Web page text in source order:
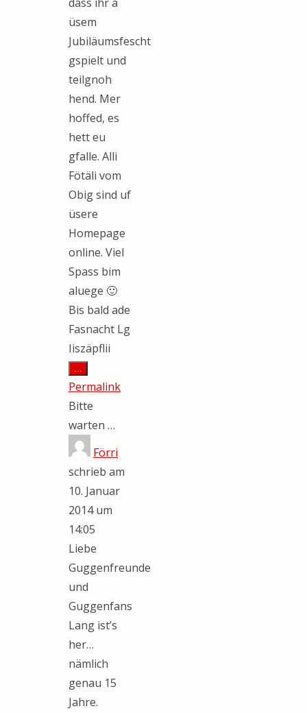
üsem
Jubiläumsfescht
gspielt und
teilgnoh
hend. Mer
hoffed, es
hett eu
gfalle. Alli
Fötäli vom
Obig sind uf
üsere
Homepage
online. Viel
Spass bim
aluege 🙂
Bis bald ade
Fasnacht Lg
Iiszäpflii
...
Metabox
ein-/ausblenden.
Permalink
Bitte
warten …
Förri
schrieb am
10. Januar
2014 um
14:05
Liebe
Guggenfreunde
und
Guggenfans
Lang ist’s
her…
nämlich
genau 15
Jahre.